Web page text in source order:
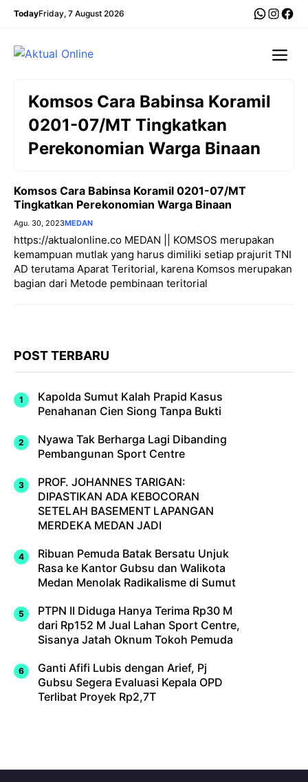
Langsung
TodayFriday, 7 August 2026
Komsos Cara Babinsa Koramil
0201-07/MT Tingkatkan
Perekonomian Warga Binaan
Komsos Cara Babinsa Koramil 0201-07/MT
Tingkatkan Perekonomian Warga Binaan
Agu. 30, 2023MEDAN
https://aktualonline.co MEDAN || KOMSOS merupakan
kemampuan mutlak yang harus dimiliki setiap prajurit TNI
AD terutama Aparat Teritorial, karena Komsos merupakan
bagian dari Metode pembinaan teritorial
POST TERBARU
Kapolda Sumut Kalah Prapid Kasus
Penahanan Cien Siong Tanpa Bukti
Nyawa Tak Berharga Lagi Dibanding
Pembangunan Sport Centre
PROF. JOHANNES TARIGAN:
DIPASTIKAN ADA KEBOCORAN
SETELAH BASEMENT LAPANGAN
MERDEKA MEDAN JADI
Ribuan Pemuda Batak Bersatu Unjuk
Rasa ke Kantor Gubsu dan Walikota
Medan Menolak Radikalisme di Sumut
PTPN II Diduga Hanya Terima Rp30 M
dari Rp152 M Jual Lahan Sport Centre,
Sisanya Jatah Oknum Tokoh Pemuda
Ganti Afifi Lubis dengan Arief, Pj
Gubsu Segera Evaluasi Kepala OPD
Terlibat Proyek Rp2,7T